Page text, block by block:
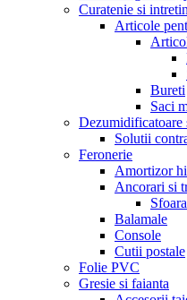
Curatenie si
Articole
Bureti
Saci
Solutii
Feronerie
Amortizor
Ancorari si
Sfoara
Balamale
Console
Cutii postale
Folie PVC
Gresie si faianta